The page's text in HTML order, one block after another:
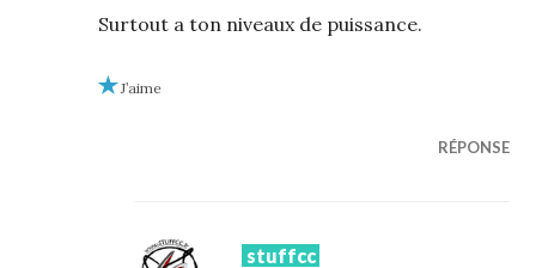
Surtout a ton niveaux de puissance.
J’aime
RÉPONSE
stuffcc